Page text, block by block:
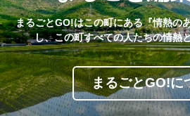
まるごとGO!はこの町にある『情熱の
し、この町すべての人たちの情熱
まるごとGO!に